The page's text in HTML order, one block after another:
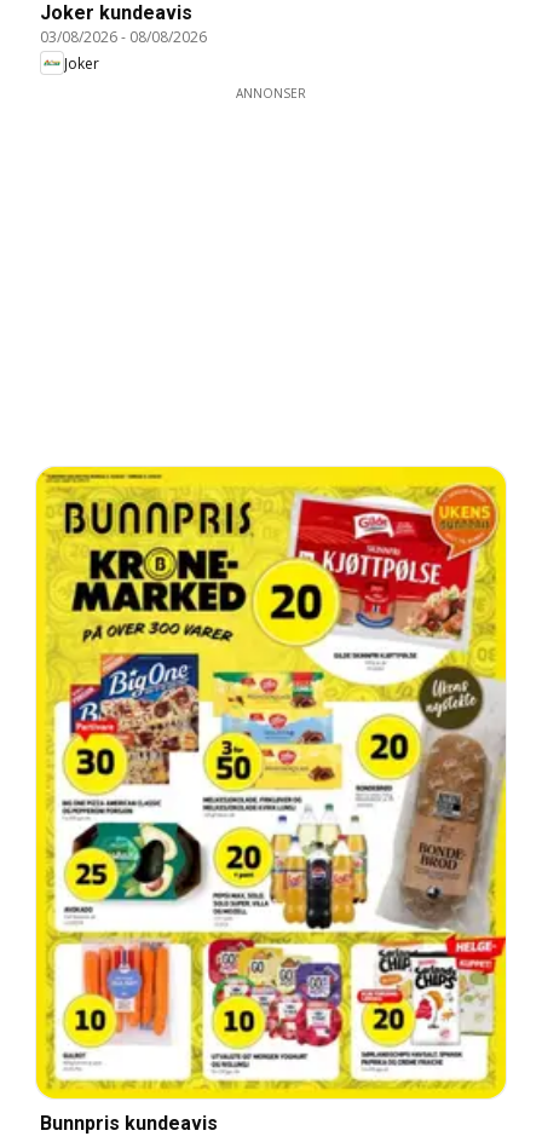
Joker kundeavis
03/08/2026- 08/08/2026
Joker
ANNONSER
Bunnpris kundeavis